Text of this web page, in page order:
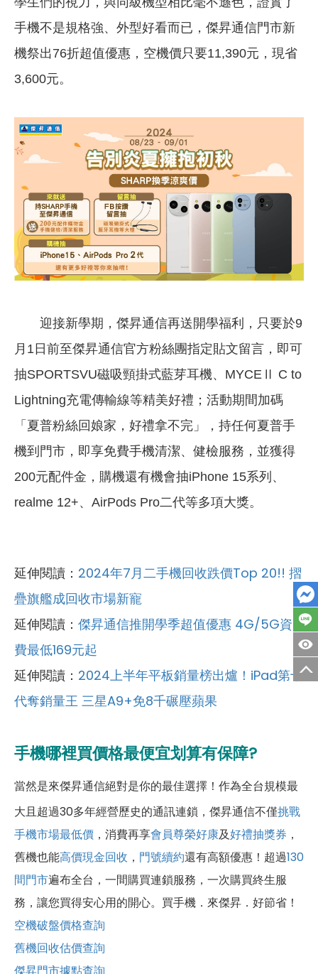
手機不是規格強、外型好看而已，傑昇通信門市新
機祭出76折超值優惠，空機價只要11,390元，現省
3,600元。
迎接新學期，傑昇通信再送開學福利，只要於9
月1日前至傑昇通信官方粉絲團指定貼文留言，即可
抽SPORTSVU磁吸頸掛式藍芽耳機、MYCEⅡ C to
Lightning充電傳輸線等精美好禮；活動期間加碼
「夏普粉絲回娘家，好禮拿不完」，持任何夏普手
機到門市，即享免費手機清潔、健檢服務，並獲得
200元配件金，購機還有機會抽iPhone 15系列、
realme 12+、AirPods Pro二代等多項大獎。
延伸閱讀： 2024年7月二手機回收跌價Top 20!! 摺
疊旗艦成回收市場新寵
延伸閱讀： 傑昇通信推開學季超值優惠 4G/5G資
費最低169元起
延伸閱讀： 2024上半年平板銷量榜出爐！iPad第十
代奪銷量王 三星A9+免8千碾壓蘋果
手機哪裡買價格最便宜划算有保障?
當然是來傑昇通信絕對是你的最佳選擇！作為全台規模最
大且超過30多年經營歷史的通訊連鎖，傑昇通信不僅挑戰
手機市場最低價 ，消費再享會員尊榮好康及好禮抽獎券 ，
舊機也能高價現金回收 ， 門號續約還有高額優惠！超過130
間門市遍布全台，一間購買連鎖服務，一次購買終生服
務，讓您買得安心用的開心。買手機．來傑昇．好節省！
空機破盤價格查詢
舊機回收估價查詢
傑昇門市據點查詢